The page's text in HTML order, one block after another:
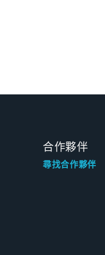
合作夥伴
尋找合作夥伴